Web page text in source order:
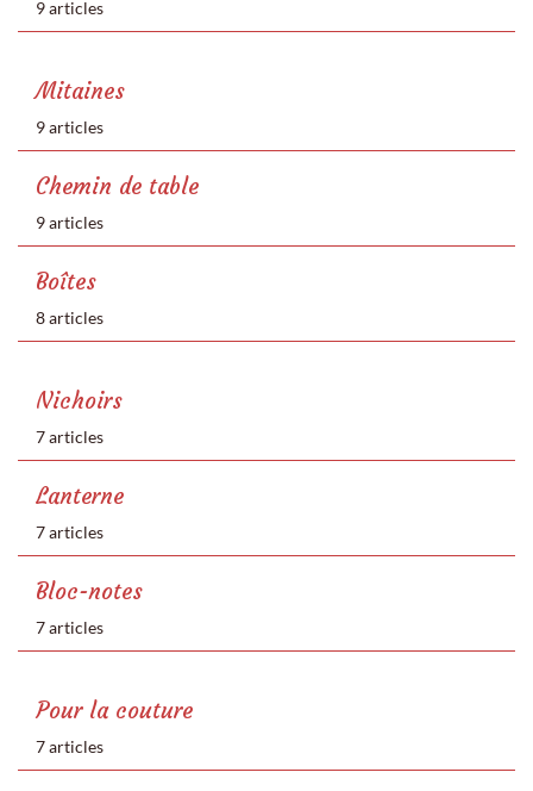
9 articles
Mitaines
9 articles
Chemin de table
9 articles
Boîtes
8 articles
Nichoirs
7 articles
Lanterne
7 articles
Bloc-notes
7 articles
Pour la couture
7 articles